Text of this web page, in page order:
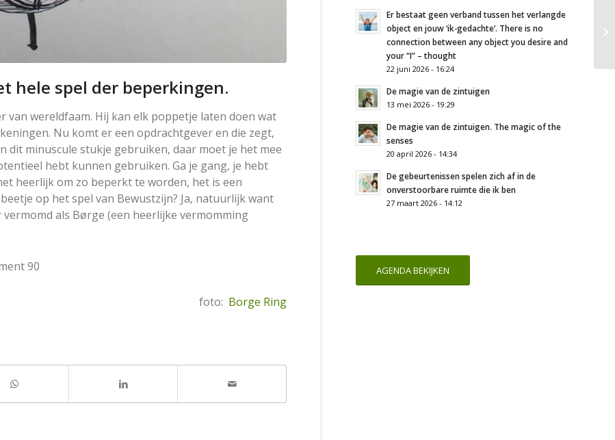
hele spel der beperkingen.
wereldfaam. Hij kan elk poppetje laten doen wat
Nu komt er een opdrachtgever en die zegt,
dit minuscule stukje gebruiken, daar moet je het mee
hebt kunnen gebruiken. Ga je gang, je hebt
heerlijk om zo beperkt te worden, het is een
op het spel van Bewustzijn? Ja, natuurlijk want
als Børge (een heerlijke vermomming
90
foto: Borge Ring
Er bestaat geen verband tussen het verlangde
object en jouw ‘ik-gedachte’. There is no
connection between any object you desire and
your “I” – thought
22 juni 2026 - 16:24
De magie van de zintuigen
13 mei 2026 - 19:29
De magie van de zintuigen. The magic of the
senses
20 april 2026 - 14:34
De gebeurtenissen spelen zich af in de
onverstoorbare ruimte die ik ben
27 maart 2026 - 14:12
AGENDA BEKIJKEN